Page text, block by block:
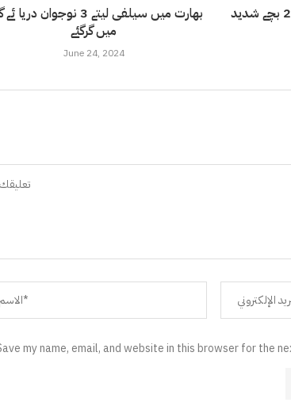
بھارت میں سیلفی لیتے 3 نوجوان
میں گرگئے
June 24, 2024
خوشاب میں جھولا ٹوٹ گیا:26 بچے شدید
my name, email, and website in this browser for the